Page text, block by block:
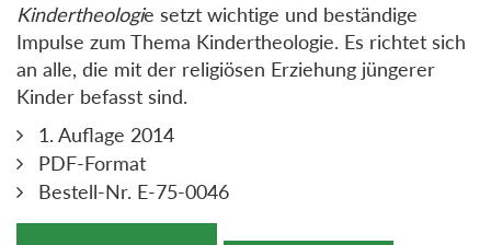
Kindertheologie setzt wichtige und beständige
Impulse zum Thema Kindertheologie. Es richtet sich
an alle, die mit der religiösen Erziehung jüngerer
Kinder befasst sind.
1. Auflage 2014
PDF-Format
Bestell-Nr. E-75-0046